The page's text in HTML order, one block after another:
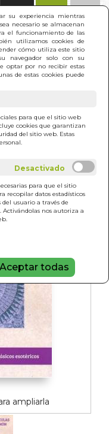
su experiencia mientras
necesario se almacenan
el funcionamiento de las
utilizamos cookies de
cómo utiliza este sitio
navegador solo con su
optar por no recibir estas
de estas cookies puede
para que el sitio web
cookies que garantizan
del sitio web. Estas
para que el sitio
recopilar datos estadísticos
usuario a través de
Activándolas nos autoriza a
Aceptar todas
LAS
ampliarla